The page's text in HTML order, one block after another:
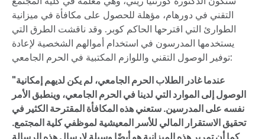
التقني في دورهام، مؤهلة للحصول على مكافأة في ميزانية
الطوارئ التي اقترحها الحاكم كوبر. وقد ناقشت الطرق التي
يستخدمها المدرسون في استخدام أموالهم الشخصية لإعادة
توفير الوصول التقني واللوازم المكتبية في الحرم الجامعي:
"عندما غادر الطلاب الحرم الجامعي، لم يكن لديهم إمكانية
الوصول إلى الموارد التي لدينا في الحرم الجامعي، وينطبق الأمر
نفسه على المدرسين. ستعني هذه المكافأة المقترحة الكثير في
تحقيق الاستقرار المالي للأسر المعيشية لموظفي كلية المجتمع.